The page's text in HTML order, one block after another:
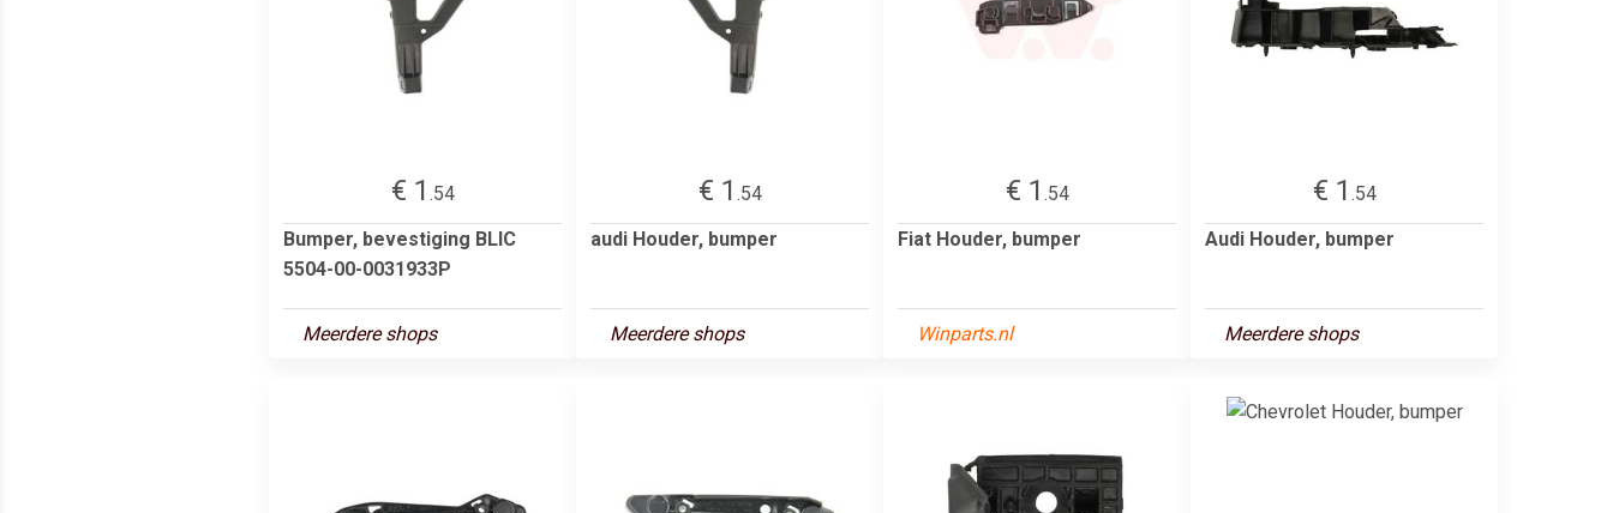
€ 1 .54
Bumper, bevestiging BLIC
5504-00-0031933P
Meerdere shops
€ 1 .54
audi Houder, bumper
Meerdere shops
€ 1 .54
Fiat Houder, bumper
Winparts.nl
€ 1 .54
Audi Houder, bumper
Meerdere shops